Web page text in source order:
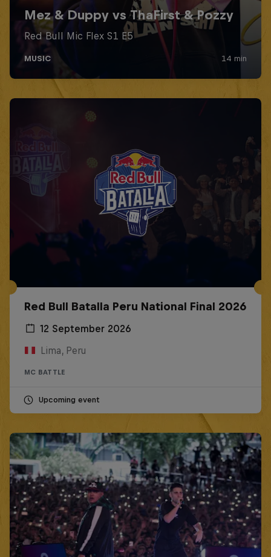
Red Bull Batalla Peru National Final 2026
12 September 2026
Lima, Peru
MC BATTLE
Upcoming event